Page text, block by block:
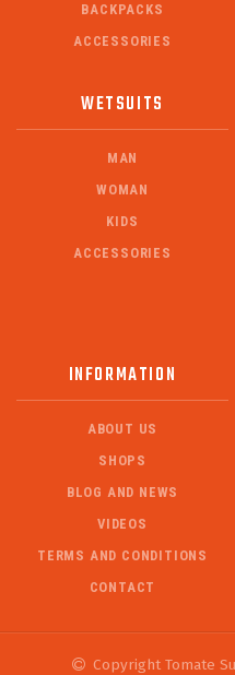
BACKPACKS
ACCESSORIES
WETSUITS
MAN
WOMAN
KIDS
ACCESSORIES
INFORMATION
ABOUT US
SHOPS
BLOG AND NEWS
VIDEOS
TERMS AND CONDITIONS
CONTACT
Copyright Tomate